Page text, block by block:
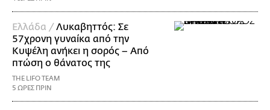
Ελλάδα /Λυκαβηττός: Σε
57χρονη γυναίκα από την
Κυψέλη ανήκει η σορός – Από
πτώση ο θάνατος της
THE LIFO TEAM
5 ΩΡΕΣ ΠΡΙΝ